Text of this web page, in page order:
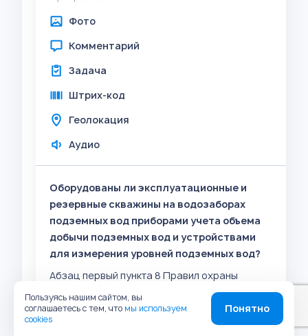
Фото
Комментарий
Задача
Штрих-код
Геолокация
Аудио
Оборудованы ли эксплуатационные и
резервные скважины на водозаборах
подземных вод приборами учета объема
добычи подземных вод и устройствами
для измерения уровней подземных вод?
Абзац первый пункта 8 Правил охраны
подземных водных объектов, утвержденных
постановлением Правительства Российской
Федерации от 11.02.2016 N 94.
Пользуясь нашим сайтом, вы
соглашаетесь с тем, что мы используем
cookies
Понятно